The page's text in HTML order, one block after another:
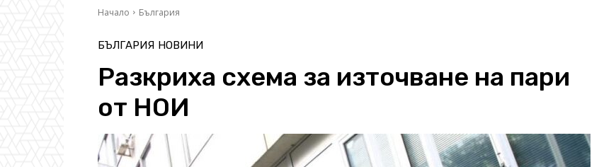
Начало България
БЪЛГАРИЯ НОВИНИ
Разкриха схема за източване на пари
от НОИ